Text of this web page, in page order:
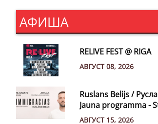
АФИША
RELIVE FEST @ RIGA
АВГУСТ 08, 2026
Ruslans Belijs /
Jauna programma -
АВГУСТ 15, 2026